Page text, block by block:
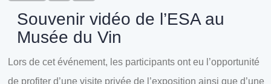
Souvenir vidéo de l’ESA au
Musée du Vin
Lors de cet événement, les participants ont eu l’opportunité
de profiter d’une visite privée de l’exposition ainsi que d’une